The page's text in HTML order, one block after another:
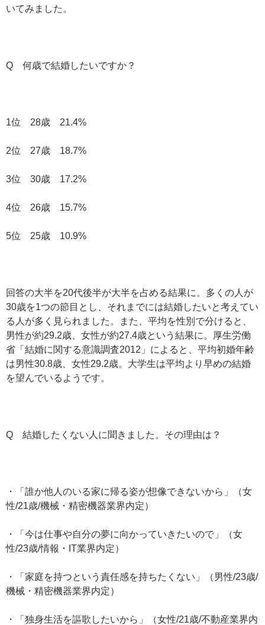
いてみました。
Q 何歳で結婚したいですか？
1位 28歳 21.4%
2位 27歳 18.7%
3位 30歳 17.2%
4位 26歳 15.7%
5位 25歳 10.9%
回答の大半を20代後半が大半を占める結果に。多くの人が
30歳を1つの節目とし、それまでには結婚したいと考えてい
る人が多く見られました。また、平均を性別で分けると、
男性が約29.2歳、女性が約27.4歳という結果に。厚生労働
省「結婚に関する意識調査2012」によると、平均初婚年齢
は男性30.8歳、女性29.2歳。大学生は平均より早めの結婚
を望んでいるようです。
Q 結婚したくない人に聞きました。その理由は？
・「誰か他人のいる家に帰る姿が想像できないから」（女
性/21歳/機械・精密機器業界内定）
・「今は仕事や自分の夢に向かっていきたいので」（女
性/23歳/情報・IT業界内定）
・「家庭を持つという責任感を持ちたくない」（男性/23歳/
機械・精密機器業界内定）
・「独身生活を謳歌したいから」（女性/21歳/不動産業界内